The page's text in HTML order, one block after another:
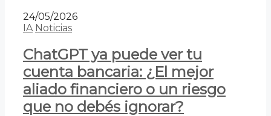
24/05/2026
IA Noticias
ChatGPT ya puede ver tu
cuenta bancaria: ¿El mejor
aliado financiero o un riesgo
que no debés ignorar?